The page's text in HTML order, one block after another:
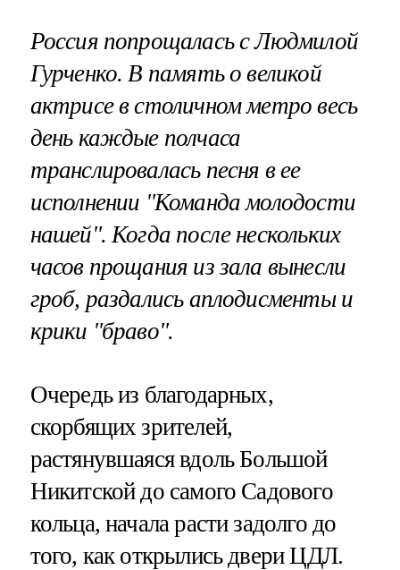
Россия попрощалась с Людмилой
Гурченко. В память о великой
актрисе в столичном метро весь
день каждые полчаса
транслировалась песня в ее
исполнении "Команда молодости
нашей". Когда после нескольких
часов прощания из зала вынесли
гроб, раздались аплодисменты и
крики "браво".
Очередь из благодарных,
скорбящих зрителей,
растянувшаяся вдоль Большой
Никитской до самого Садового
кольца, начала расти задолго до
того, как открылись двери ЦДЛ.